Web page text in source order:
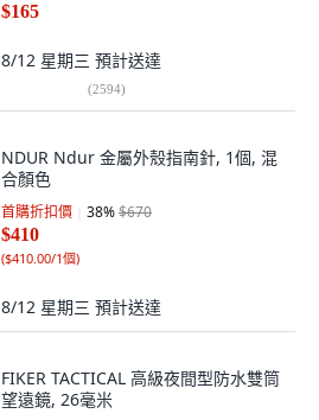
$165
8/12 星期三 預計送達
(2594)
NDUR Ndur 金屬外殼指南針, 1個, 混
合顏色
首購折扣價 38%$670
$410
($410.00/1個)
8/12 星期三 預計送達
FIKER TACTICAL 高級夜間型防水雙筒
望遠鏡, 26毫米